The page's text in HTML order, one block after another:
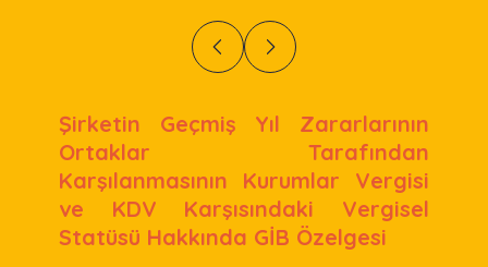
Şirketin Geçmiş Yıl Zararlarının
Ortaklar Tarafından
Karşılanmasının Kurumlar Vergisi
ve KDV Karşısındaki Vergisel
Statüsü Hakkında GİB Özelgesi